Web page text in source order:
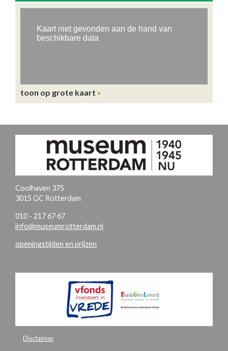
toon op grote kaart
Coolhaven 375
3015 GC Rotterdam
010 - 217 67 67
info@museumrotterdam.nl
openingstijden en prijzen
Disclaimer